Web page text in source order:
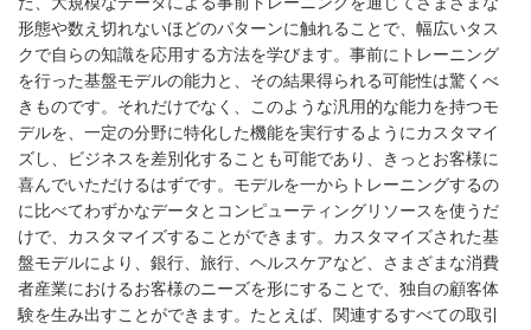
形態や数え切れないほどのパターンに触れることで、幅広いタス
クで自らの知識を応用する方法を学びます。事前にトレーニング
を行った基盤モデルの能力と、その結果得られる可能性は驚くべ
きものです。それだけでなく、このような汎用的な能力を持つモ
デルを、一定の分野に特化した機能を実行するようにカスタマイ
ズし、ビジネスを差別化することも可能であり、きっとお客様に
喜んでいただけるはずです。モデルを一からトレーニングするの
に比べてわずかなデータとコンピューティングリソースを使うだ
けで、カスタマイズすることができます。カスタマイズされた基
盤モデルにより、銀行、旅行、ヘルスケアなど、さまざまな消費
者産業におけるお客様のニーズを形にすることで、独自の顧客体
験を生み出すことができます。たとえば、関連するすべての取引